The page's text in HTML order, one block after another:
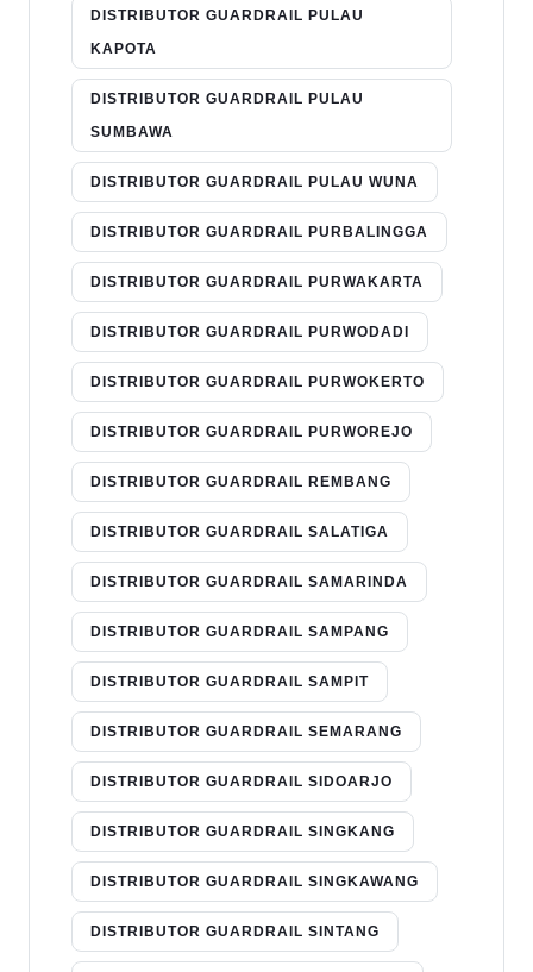
DISTRIBUTOR GUARDRAIL PULAU
KAPOTA
DISTRIBUTOR GUARDRAIL PULAU
SUMBAWA
DISTRIBUTOR GUARDRAIL PULAU WUNA
DISTRIBUTOR GUARDRAIL PURBALINGGA
DISTRIBUTOR GUARDRAIL PURWAKARTA
DISTRIBUTOR GUARDRAIL PURWODADI
DISTRIBUTOR GUARDRAIL PURWOKERTO
DISTRIBUTOR GUARDRAIL PURWOREJO
DISTRIBUTOR GUARDRAIL REMBANG
DISTRIBUTOR GUARDRAIL SALATIGA
DISTRIBUTOR GUARDRAIL SAMARINDA
DISTRIBUTOR GUARDRAIL SAMPANG
DISTRIBUTOR GUARDRAIL SAMPIT
DISTRIBUTOR GUARDRAIL SEMARANG
DISTRIBUTOR GUARDRAIL SIDOARJO
DISTRIBUTOR GUARDRAIL SINGKANG
DISTRIBUTOR GUARDRAIL SINGKAWANG
DISTRIBUTOR GUARDRAIL SINTANG